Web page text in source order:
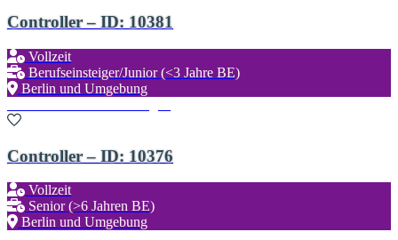
Controller – ID: 10381
Vollzeit
Berufseinsteiger/Junior (<3 Jahre BE)
Berlin und Umgebung
Controller – ID: 10376
Vollzeit
Senior (>6 Jahren BE)
Berlin und Umgebung